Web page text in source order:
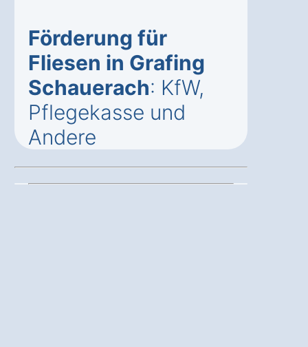
Förderung für
Fliesen in Grafing
Schauerach: KfW,
Pflegekasse und
Andere